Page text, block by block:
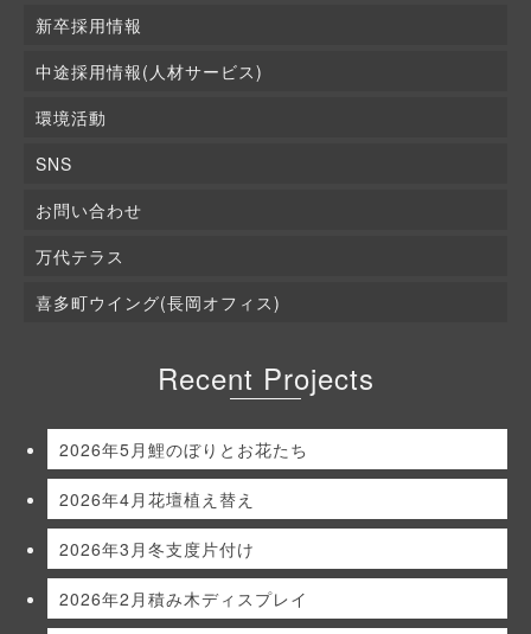
新卒採用情報
中途採用情報(人材サービス)
環境活動
SNS
お問い合わせ
万代テラス
喜多町ウイング(長岡オフィス)
Recent Projects
2026年5月鯉のぼりとお花たち
2026年4月花壇植え替え
2026年3月冬支度片付け
2026年2月積み木ディスプレイ